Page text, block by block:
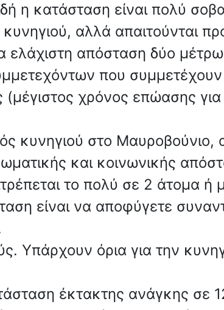
η κατάσταση είναι πολύ
αλλά απαιτούνται
ελάχιστη απόσταση δύο
που συμμετέχουν
(μέγιστος χρόνος επώασης
κυνηγιού στο
και κοινωνικής
το πολύ σε 2 άτομα ή
είναι να αποφύγετε
Υπάρχουν όρια για την
έκτακτης ανάγκης σε